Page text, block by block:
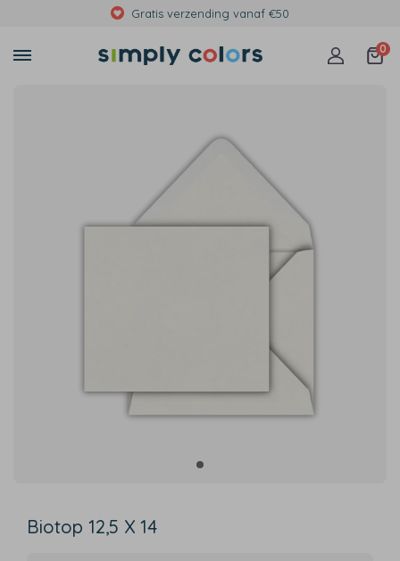
Gratis verzending vanaf €50
0
Biotop 12,5 X 14